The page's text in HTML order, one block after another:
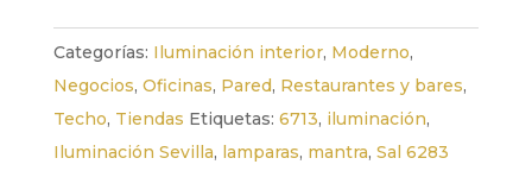
Categorías: Iluminación interior, Moderno,
Negocios, Oficinas, Pared, Restaurantes y bares,
Techo, Tiendas Etiquetas: 6713, iluminación,
Iluminación Sevilla, lamparas, mantra, Sal 6283